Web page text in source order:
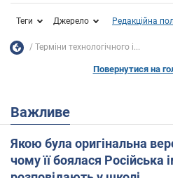
Теги Джерело Редакційна
Терміни технологічного і...
Повернутися на
Важливе
Якою була оригінальна
чому її боялася Російська